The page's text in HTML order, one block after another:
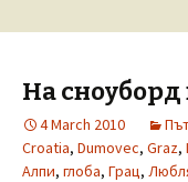
На
4 March 2010
Croatia, Dumovec, Graz,
Алпи, глоба, Грац,